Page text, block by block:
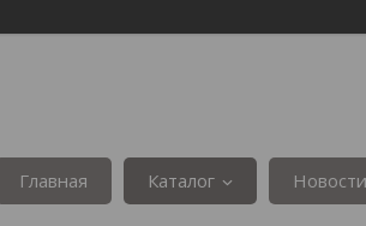
Главная Каталог Новости